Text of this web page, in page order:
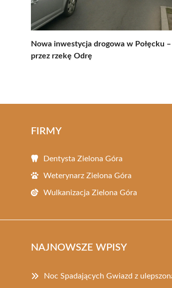
Nowa inwestycja drogowa w Połęcku
przez rzekę Odrę
FIRMY
Dentysta Zielona Góra
Weterynarz Zielona Góra
Wulkanizacja Zielona Góra
NAJNOWSZE WPISY
Noc Spadających Gwiazd z